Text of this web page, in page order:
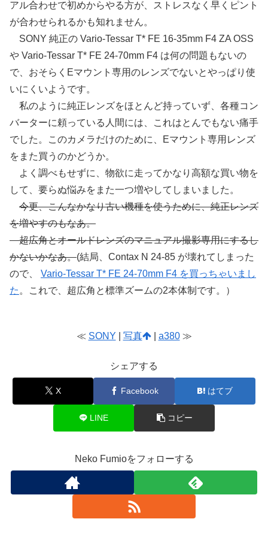
アル合わせで初めからやる方が、ストレスなく早くピント
が合わせられるかも知れません。
SONY 純正の Vario-Tessar T* FE 16-35mm F4 ZA OSS
や Vario-Tessar T* FE 24-70mm F4 は何の問題もないの
で、おそらくEマウント専用のレンズでないとやっぱり使
いにくいようです。
私のように純正レンズをほとんど持っていず、各種コン
バーターに頼っている人間には、これはとんでもない痛手
でした。このカメラだけのために、Eマウント専用レンズ
をまた買うのかどうか。
よく調べもせずに、物欲に走ってかなり高額な買い物を
して、要らぬ悩みをまた一つ増やしてしまいました。
今更、こんなかなり古い機種を使うために、純正レンズ
を増やすのもなあ。
超広角とオールドレンズのマニュアル撮影専用にするし
かないかなあ。(結局、Contax N 24-85 が壊れてしまった
ので、 Vario-Tessar T* FE 24-70mm F4 を買っちゃいまし
た 。これで、超広角と標準ズームの2本体制です。）
≪ SONY 写真 | a380≫
シェアする
X Facebook はてブ
LINE コピー
Neko Fumioをフォローする